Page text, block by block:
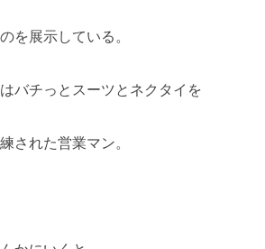
を展示している。
バチっとスーツとネクタイを
された営業マン。